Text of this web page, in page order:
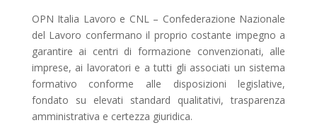
OPN Italia Lavoro e CNL – Confederazione Nazionale
del Lavoro confermano il proprio costante impegno a
garantire ai centri di formazione convenzionati, alle
imprese, ai lavoratori e a tutti gli associati un sistema
formativo conforme alle disposizioni legislative,
fondato su elevati standard qualitativi, trasparenza
amministrativa e certezza giuridica.